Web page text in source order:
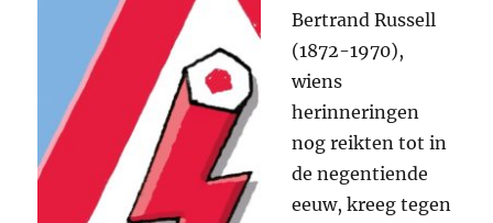
Bertrand Russell
(1872-1970),
wiens
herinneringen
nog reikten tot in
de negentiende
eeuw, kreeg tegen